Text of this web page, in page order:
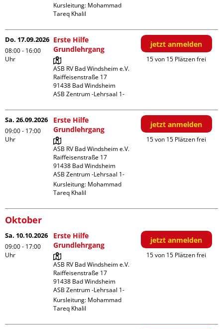
Kursleitung: Mohammad
Tareq Khalil
Do. 17.09.2026
08:00 - 16:00
Uhr
Erste Hilfe
Grundlehrgang
ASB RV Bad Windsheim e.V.
Raiffeisenstraße 17
91438 Bad Windsheim
ASB Zentrum -Lehrsaal 1-
jetzt anmelden
15 von 15 Plätzen frei
Sa. 26.09.2026
09:00 - 17:00
Uhr
Erste Hilfe
Grundlehrgang
ASB RV Bad Windsheim e.V.
Raiffeisenstraße 17
91438 Bad Windsheim
ASB Zentrum -Lehrsaal 1-
Kursleitung: Mohammad
Tareq Khalil
jetzt anmelden
15 von 15 Plätzen frei
Oktober
Sa. 10.10.2026
09:00 - 17:00
Uhr
Erste Hilfe
Grundlehrgang
ASB RV Bad Windsheim e.V.
Raiffeisenstraße 17
91438 Bad Windsheim
ASB Zentrum -Lehrsaal 1-
Kursleitung: Mohammad
Tareq Khalil
jetzt anmelden
15 von 15 Plätzen frei